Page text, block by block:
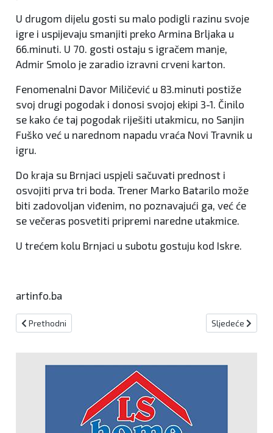
U drugom dijelu gosti su malo podigli razinu svoje
igre i uspijevaju smanjiti preko Armina Brljaka u
66.minuti. U 70. gosti ostaju s igračem manje,
Admir Smolo je zaradio izravni crveni karton.
Fenomenalni Davor Miličević u 83.minuti postiže
svoj drugi pogodak i donosi svojoj ekipi 3-1. Činilo
se kako će taj pogodak riješiti utakmicu, no Sanjin
Fuško već u narednom napadu vraća Novi Travnik u
igru.
Do kraja su Brnjaci uspjeli sačuvati prednost i
osvojiti prva tri boda. Trener Marko Batarilo može
biti zadovoljan viđenim, no poznavajući ga, već će
se večeras posvetiti pripremi naredne utakmice.
U trećem kolu Brnjaci u subotu gostuju kod Iskre.
artinfo.ba
Prethodni članak: Svi rezultati i strijelci drugog kola Druge lige
Prethodni Sljedeći
Sljedeće